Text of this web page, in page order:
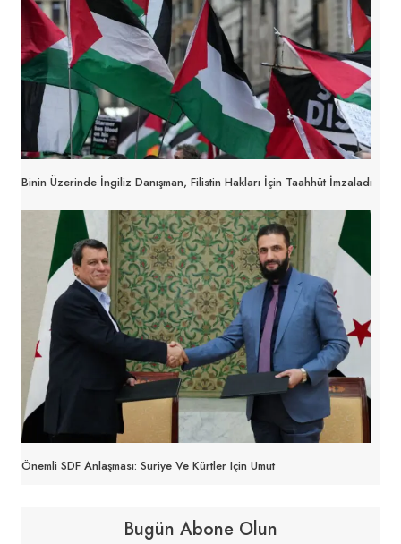
Binin Üzerinde İngiliz Danışman, Filistin Hakları İçin Taahhüt İmzaladı
Önemli SDF Anlaşması: Suriye Ve Kürtler Için Umut
Bugün Abone Olun